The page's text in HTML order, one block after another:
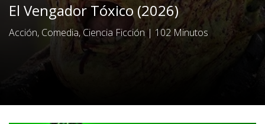
El Vengador Tóxico (2026)
Acción, Comedia, Ciencia Ficción| 102 Minutos